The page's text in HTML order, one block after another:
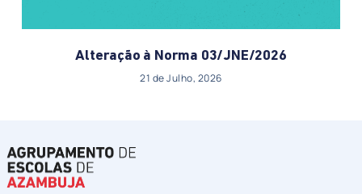
Alteração à Norma 03/JNE/2026
21 de Julho, 2026